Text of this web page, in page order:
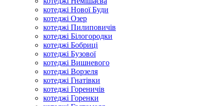
котеджі Нової Буди
котеджі Озер
котеджі Пилиповичів
котеджі Білогородки
котеджі Бобриці
котеджі Бузової
котеджі Вишневого
котеджі Ворзеля
котеджі Гнатівки
котеджі Гореничів
котеджі Горенки